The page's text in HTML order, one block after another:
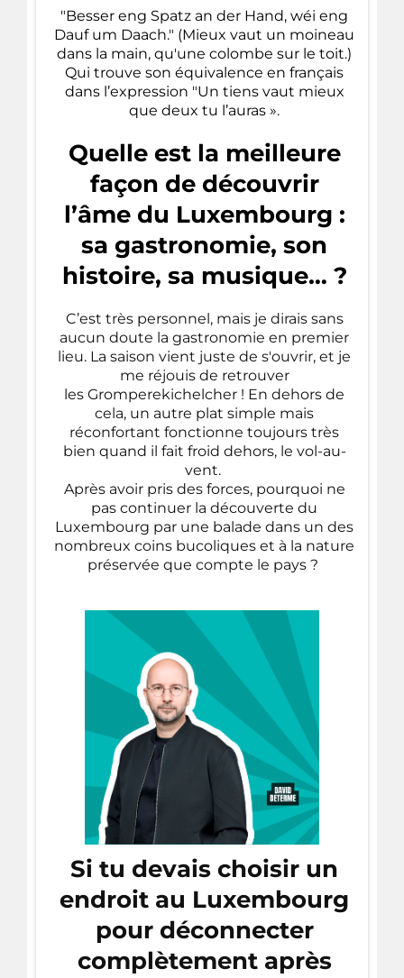
"Besser eng Spatz an der Hand, wéi eng
Dauf um Daach." (Mieux vaut un moineau
dans la main, qu'une colombe sur le toit.)
Qui trouve son équivalence en français
dans l’expression "Un tiens vaut mieux
que deux tu l’auras ».
Quelle est la meilleure
façon de découvrir
l’âme du Luxembourg :
sa gastronomie, son
histoire, sa musique… ?
C’est très personnel, mais je dirais sans
aucun doute la gastronomie en premier
lieu. La saison vient juste de s'ouvrir, et je
me réjouis de retrouver
les Gromperekichelcher ! En dehors de
cela, un autre plat simple mais
réconfortant fonctionne toujours très
bien quand il fait froid dehors, le vol-au-
vent.
Après avoir pris des forces, pourquoi ne
pas continuer la découverte du
Luxembourg par une balade dans un des
nombreux coins bucoliques et à la nature
préservée que compte le pays ?
Si tu devais choisir un
endroit au Luxembourg
pour déconnecter
complètement après